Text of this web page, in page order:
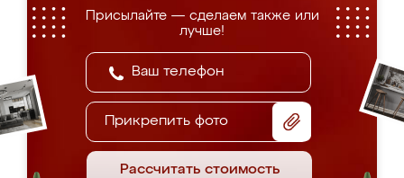
Присылайте — сделаем также или
лучше!
Прикрепить фото
Рассчитать стоимость